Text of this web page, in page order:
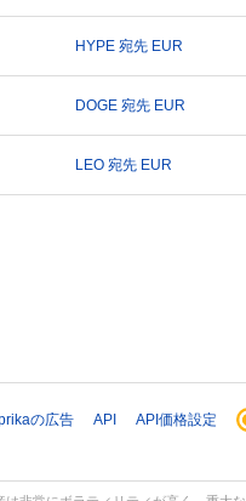
HYPE 宛先 EUR
DOGE 宛先 EUR
LEO 宛先 EUR
の広告 API API価格設定